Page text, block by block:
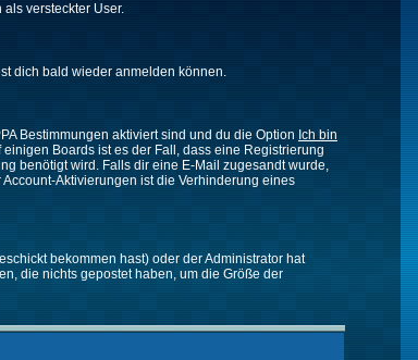
versteckter User.
dich bald wieder anmelden können.
Bestimmungen aktiviert sind und du die Option Ich bin
Boards ist es der Fall, dass eine Registrierung
benötigt wird. Falls dir eine E-Mail zugesandt wurde,
Aktivierungen ist die Verhinderung eines
bekommen hast) oder der Administrator hat
die nichts gepostet haben, um die Größe der